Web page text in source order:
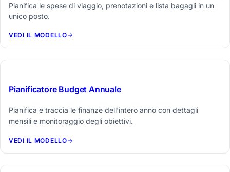
Pianifica le spese di viaggio, prenotazioni e lista bagagli in un
unico posto.
VEDI IL MODELLO
Pianificatore Budget Annuale
Pianifica e traccia le finanze dell'intero anno con dettagli
mensili e monitoraggio degli obiettivi.
VEDI IL MODELLO